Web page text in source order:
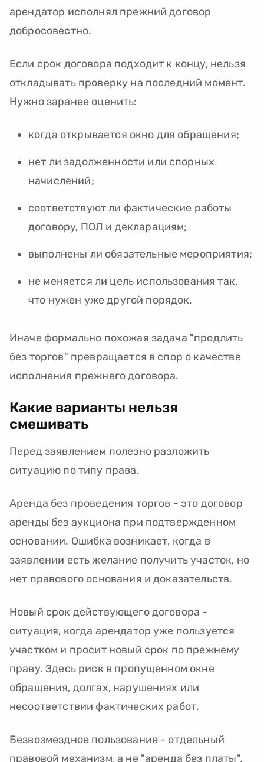
арендатор исполнял прежний договор
добросовестно.
Если срок договора подходит к концу, нельзя
откладывать проверку на последний момент.
Нужно заранее оценить:
когда открывается окно для обращения;
нет ли задолженности или спорных
начислений;
соответствуют ли фактические работы
договору, ПОЛ и декларациям;
выполнены ли обязательные мероприятия;
не меняется ли цель использования так,
что нужен уже другой порядок.
Иначе формально похожая задача "продлить
без торгов" превращается в спор о качестве
исполнения прежнего договора.
Какие варианты нельзя
смешивать
Перед заявлением полезно разложить
ситуацию по типу права.
Аренда без проведения торгов - это договор
аренды без аукциона при подтвержденном
основании. Ошибка возникает, когда в
заявлении есть желание получить участок, но
нет правового основания и доказательств.
Новый срок действующего договора -
ситуация, когда арендатор уже пользуется
участком и просит новый срок по прежнему
праву. Здесь риск в пропущенном окне
обращения, долгах, нарушениях или
несоответствии фактических работ.
Безвозмездное пользование - отдельный
правовой механизм, а не "аренда без платы".